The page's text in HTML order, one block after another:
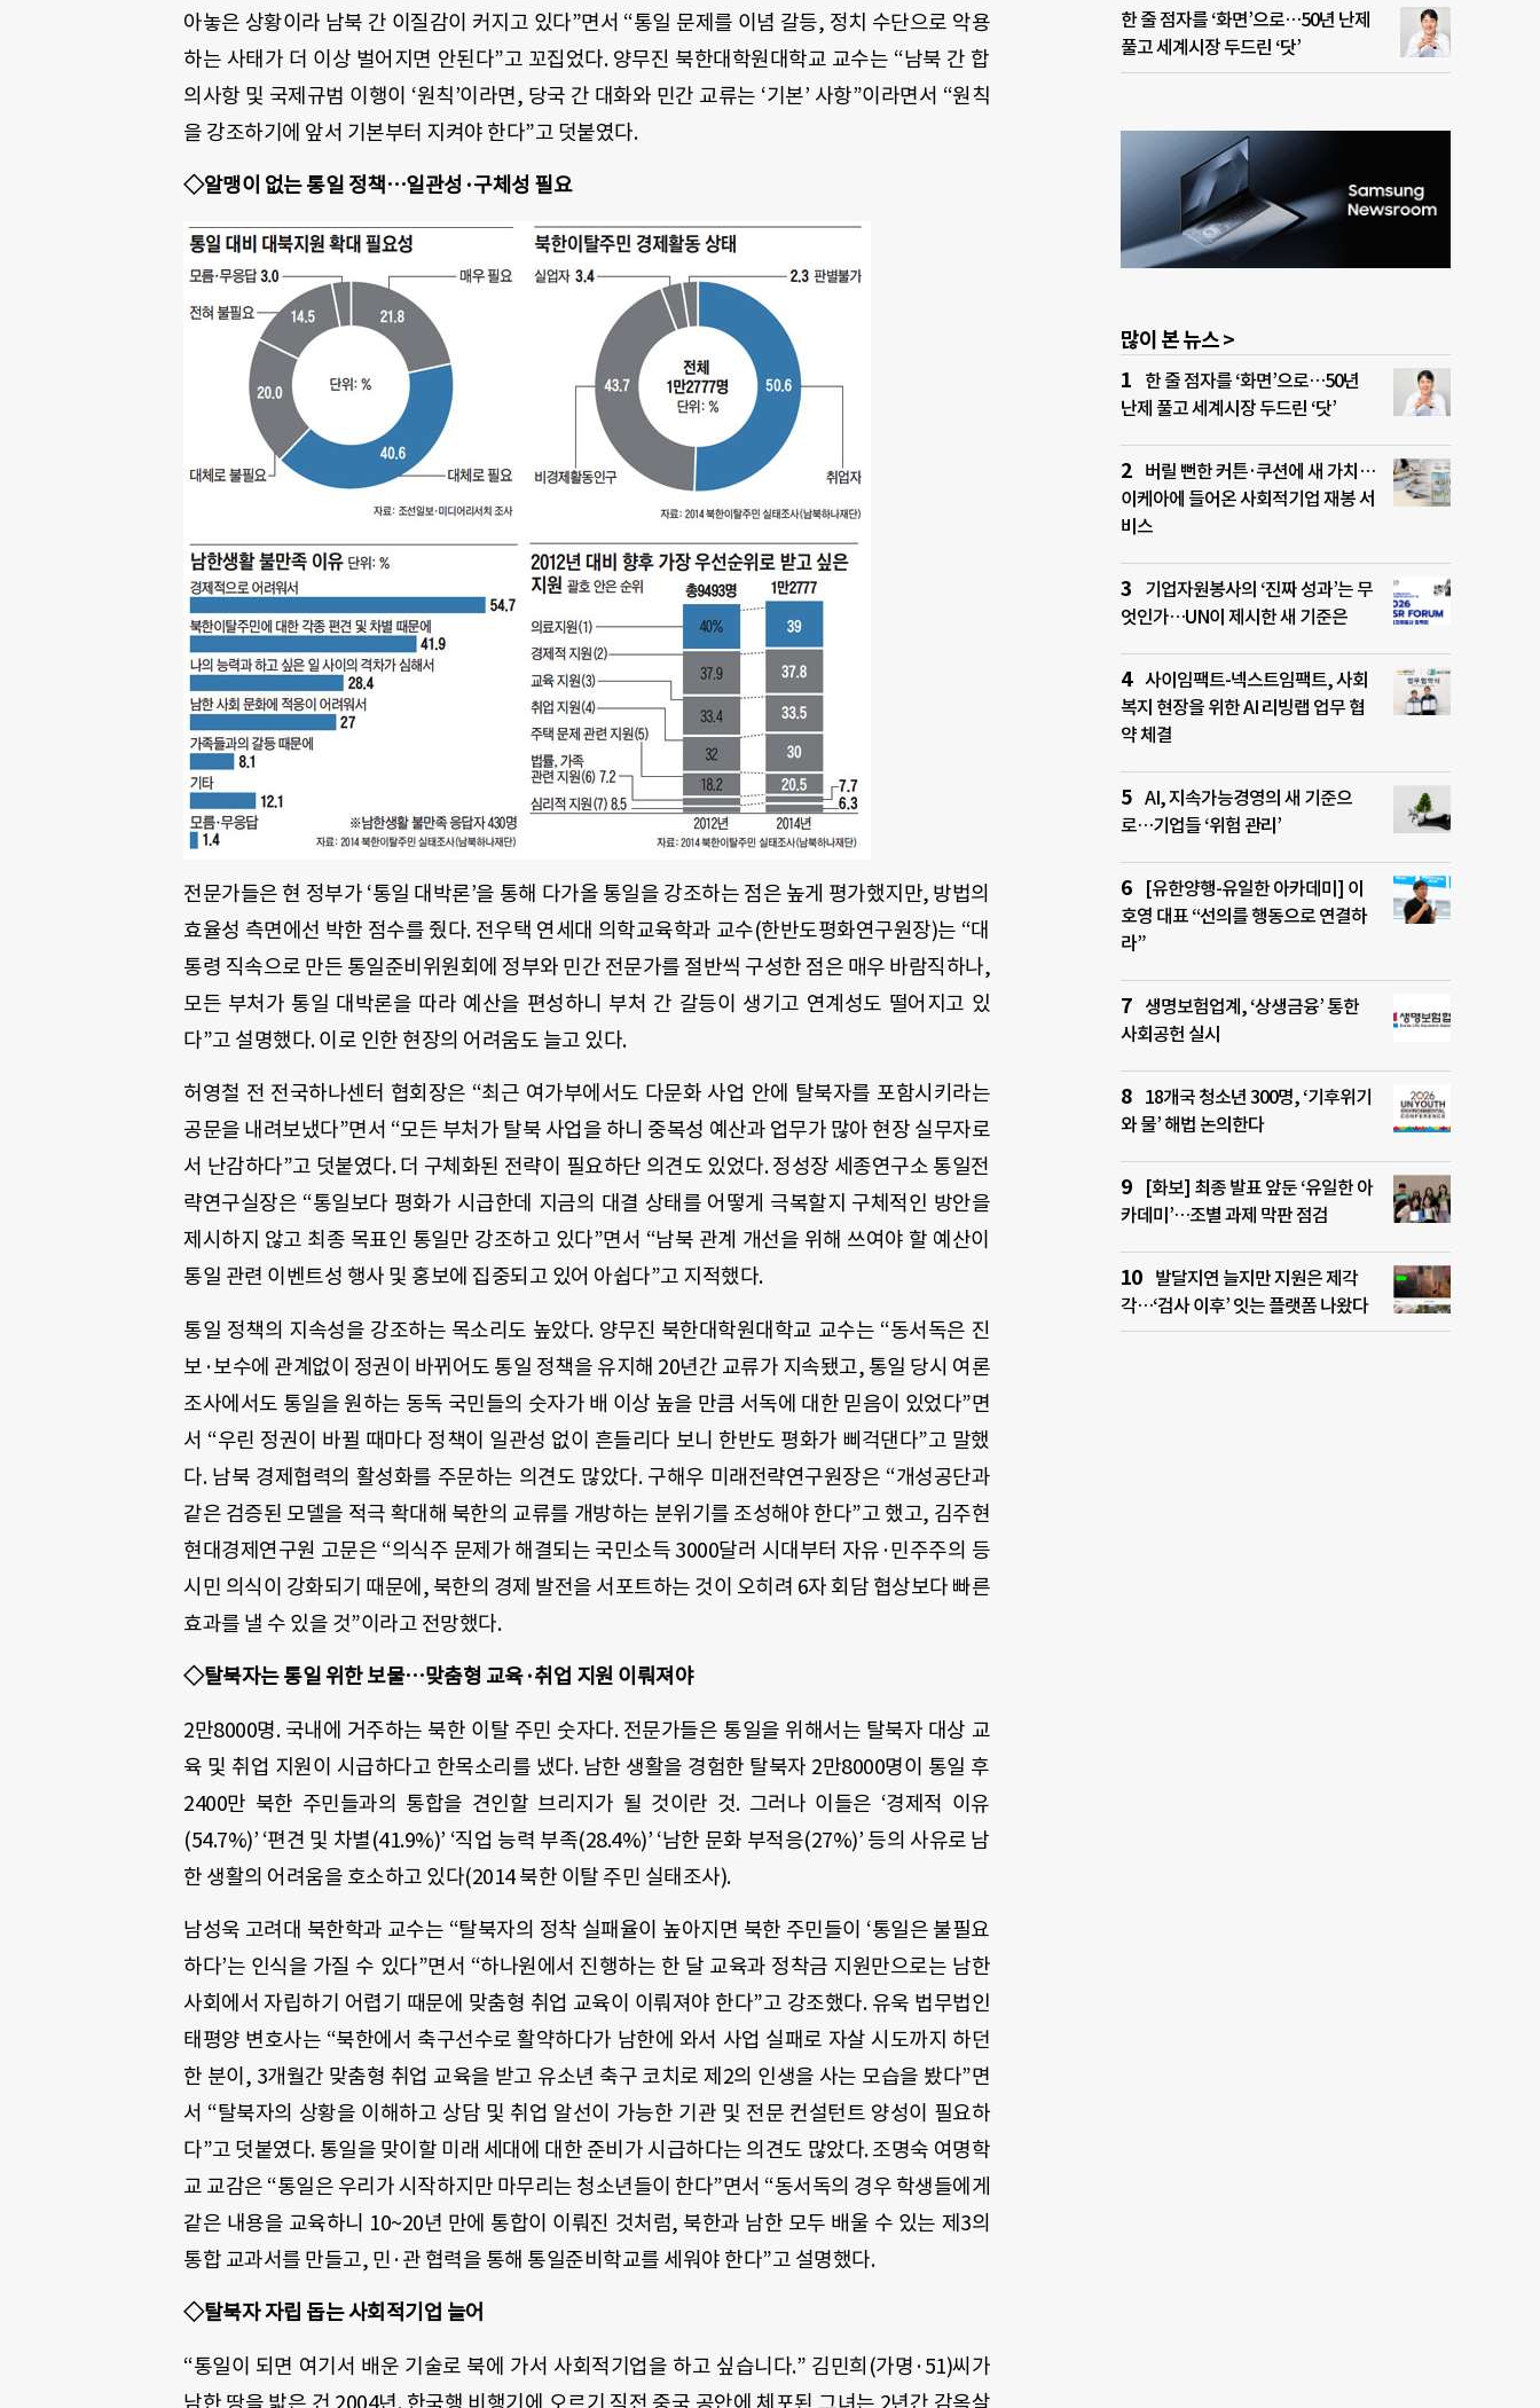
아놓은 상황이라 남북 간 이질감이 커지고 있다”면서 “통일 문제를 이념 갈등, 정치 수단으로 악용
하는 사태가 더 이상 벌어지면 안된다”고 꼬집었다. 양무진 북한대학원대학교 교수는 “남북 간 합
의사항 및 국제규범 이행이 ‘원칙’이라면, 당국 간 대화와 민간 교류는 ‘기본’ 사항”이라면서 “원칙
을 강조하기에 앞서 기본부터 지켜야 한다”고 덧붙였다.
◇알맹이 없는 통일 정책…일관성·구체성 필요
전문가들은 현 정부가 ‘통일 대박론’을 통해 다가올 통일을 강조하는 점은 높게 평가했지만, 방법의
효율성 측면에선 박한 점수를 줬다. 전우택 연세대 의학교육학과 교수(한반도평화연구원장)는 “대
통령 직속으로 만든 통일준비위원회에 정부와 민간 전문가를 절반씩 구성한 점은 매우 바람직하나,
모든 부처가 통일 대박론을 따라 예산을 편성하니 부처 간 갈등이 생기고 연계성도 떨어지고 있
다”고 설명했다. 이로 인한 현장의 어려움도 늘고 있다.
허영철 전 전국하나센터 협회장은 “최근 여가부에서도 다문화 사업 안에 탈북자를 포함시키라는
공문을 내려보냈다”면서 “모든 부처가 탈북 사업을 하니 중복성 예산과 업무가 많아 현장 실무자로
서 난감하다”고 덧붙였다. 더 구체화된 전략이 필요하단 의견도 있었다. 정성장 세종연구소 통일전
략연구실장은 “통일보다 평화가 시급한데 지금의 대결 상태를 어떻게 극복할지 구체적인 방안을
제시하지 않고 최종 목표인 통일만 강조하고 있다”면서 “남북 관계 개선을 위해 쓰여야 할 예산이
통일 관련 이벤트성 행사 및 홍보에 집중되고 있어 아쉽다”고 지적했다.
통일 정책의 지속성을 강조하는 목소리도 높았다. 양무진 북한대학원대학교 교수는 “동서독은 진
보·보수에 관계없이 정권이 바뀌어도 통일 정책을 유지해 20년간 교류가 지속됐고, 통일 당시 여론
조사에서도 통일을 원하는 동독 국민들의 숫자가 배 이상 높을 만큼 서독에 대한 믿음이 있었다”면
서 “우린 정권이 바뀔 때마다 정책이 일관성 없이 흔들리다 보니 한반도 평화가 삐걱댄다”고 말했
다. 남북 경제협력의 활성화를 주문하는 의견도 많았다. 구해우 미래전략연구원장은 “개성공단과
같은 검증된 모델을 적극 확대해 북한의 교류를 개방하는 분위기를 조성해야 한다”고 했고, 김주현
현대경제연구원 고문은 “의식주 문제가 해결되는 국민소득 3000달러 시대부터 자유·민주주의 등
시민 의식이 강화되기 때문에, 북한의 경제 발전을 서포트하는 것이 오히려 6자 회담 협상보다 빠른
효과를 낼 수 있을 것”이라고 전망했다.
◇탈북자는 통일 위한 보물…맞춤형 교육·취업 지원 이뤄져야
2만8000명. 국내에 거주하는 북한 이탈 주민 숫자다. 전문가들은 통일을 위해서는 탈북자 대상 교
육 및 취업 지원이 시급하다고 한목소리를 냈다. 남한 생활을 경험한 탈북자 2만8000명이 통일 후
2400만 북한 주민들과의 통합을 견인할 브리지가 될 것이란 것. 그러나 이들은 ‘경제적 이유
(54.7%)’ ‘편견 및 차별(41.9%)’ ‘직업 능력 부족(28.4%)’ ‘남한 문화 부적응(27%)’ 등의 사유로 남
한 생활의 어려움을 호소하고 있다(2014 북한 이탈 주민 실태조사).
남성욱 고려대 북한학과 교수는 “탈북자의 정착 실패율이 높아지면 북한 주민들이 ‘통일은 불필요
하다’는 인식을 가질 수 있다”면서 “하나원에서 진행하는 한 달 교육과 정착금 지원만으로는 남한
사회에서 자립하기 어렵기 때문에 맞춤형 취업 교육이 이뤄져야 한다”고 강조했다. 유욱 법무법인
태평양 변호사는 “북한에서 축구선수로 활약하다가 남한에 와서 사업 실패로 자살 시도까지 하던
한 분이, 3개월간 맞춤형 취업 교육을 받고 유소년 축구 코치로 제2의 인생을 사는 모습을 봤다”면
서 “탈북자의 상황을 이해하고 상담 및 취업 알선이 가능한 기관 및 전문 컨설턴트 양성이 필요하
다”고 덧붙였다. 통일을 맞이할 미래 세대에 대한 준비가 시급하다는 의견도 많았다. 조명숙 여명학
교 교감은 “통일은 우리가 시작하지만 마무리는 청소년들이 한다”면서 “동서독의 경우 학생들에게
같은 내용을 교육하니 10~20년 만에 통합이 이뤄진 것처럼, 북한과 남한 모두 배울 수 있는 제3의
통합 교과서를 만들고, 민·관 협력을 통해 통일준비학교를 세워야 한다”고 설명했다.
◇탈북자 자립 돕는 사회적기업 늘어
“통일이 되면 여기서 배운 기술로 북에 가서 사회적기업을 하고 싶습니다.” 김민희(가명·51)씨가
남한 땅을 밟은 건 2004년. 한국행 비행기에 오르기 직전 중국 공안에 체포된 그녀는 2년간 감옥살
한 줄 점자를 ‘화면’으로…50년 난제
풀고 세계시장 두드린 ‘닷’
많이 본 뉴스 >
한 줄 점자를 ‘화면’으로…50년
난제 풀고 세계시장 두드린 ‘닷’
버릴 뻔한 커튼·쿠션에 새 가치…
이케아에 들어온 사회적기업 재봉 서
비스
기업자원봉사의 ‘진짜 성과’는 무
엇인가…UN이 제시한 새 기준은
사이임팩트-넥스트임팩트, 사회
복지 현장을 위한 AI 리빙랩 업무 협
약 체결
AI, 지속가능경영의 새 기준으
로…기업들 ‘위험 관리’
[유한양행-유일한 아카데미] 이
호영 대표 “선의를 행동으로 연결하
라”
생명보험업계, ‘상생금융’ 통한
사회공헌 실시
18개국 청소년 300명, ‘기후위기
와 물’ 해법 논의한다
[화보] 최종 발표 앞둔 ‘유일한 아
카데미’…조별 과제 막판 점검
발달지연 늘지만 지원은 제각
각…‘검사 이후’ 잇는 플랫폼 나왔다